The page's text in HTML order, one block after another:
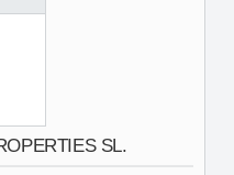
SL.